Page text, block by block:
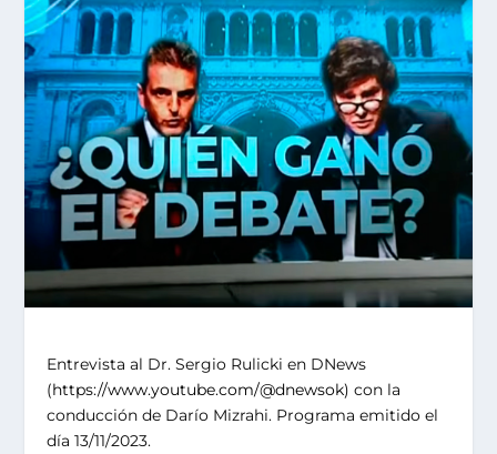
Entrevista al Dr. Sergio Rulicki en DNews
(https://www.youtube.com/@dnewsok) con la
conducción de Darío Mizrahi. Programa emitido el
día 13/11/2023.